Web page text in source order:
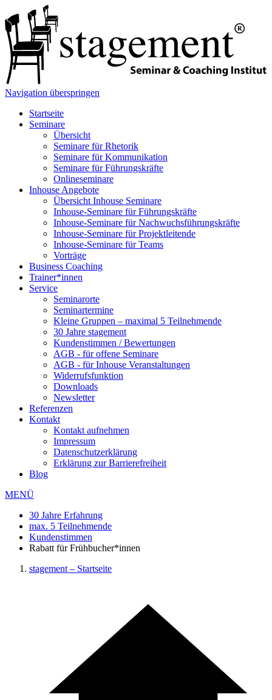
Navigation überspringen
Startseite
Seminare
Übersicht
Seminare für Rhetorik
Seminare für Kommunikation
Seminare für Führungskräfte
Onlineseminare
Inhouse Angebote
Übersicht Inhouse Seminare
Inhouse-Seminare für Führungskräfte
Inhouse-Seminare für Nachwuchsführungskräfte
Inhouse-Seminare für Projektleitende
Inhouse-Seminare für Teams
Vorträge
Business Coaching
Trainer*innen
Service
Seminarorte
Seminartermine
Kleine Gruppen – maximal 5 Teilnehmende
30 Jahre stagement
Kundenstimmen / Bewertungen
AGB - für offene Seminare
AGB - für Inhouse Veranstaltungen
Widerrufsfunktion
Downloads
Newsletter
Referenzen
Kontakt
Kontakt aufnehmen
Impressum
Datenschutzerklärung
Erklärung zur Barrierefreiheit
Blog
MENÜ
30 Jahre Erfahrung
max. 5 Teilnehmende
Kundenstimmen
Rabatt für Frühbucher*innen
stagement – Startseite